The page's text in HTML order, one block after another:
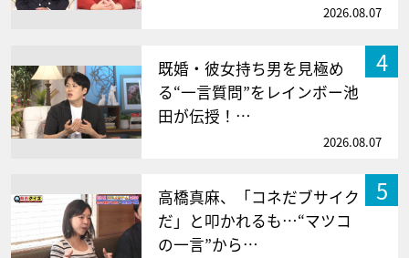
2026.08.07
4
既婚・彼女持ち男を見極め
る“一言質問”をレインボー池
田が伝授！…
2026.08.07
5
高橋真麻、「コネだブサイク
だ」と叩かれるも…“マツコ
の一言”から…